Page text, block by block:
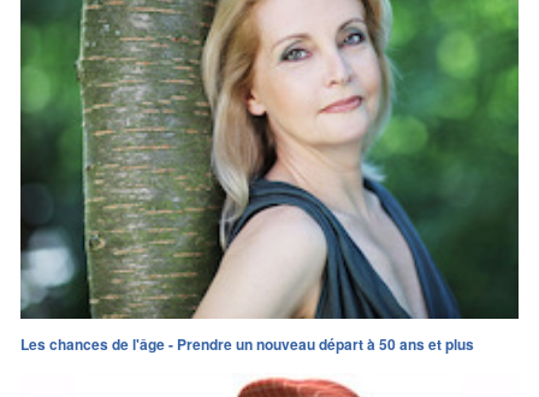
Les chances de l'âge - Prendre un nouveau départ à 50 ans et plus